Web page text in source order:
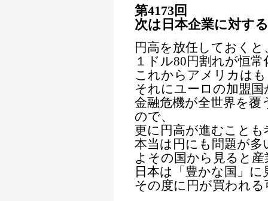
第4173回
次は日本企業に対す
円高を放任しておくと
１ドル80円割れが恒
これからアメリカは
それにユーロの加盟
金融危機が全世界を
ので、
更に円高が進むこと
本当は円にも問題が多
よその国から見ると
日本は「豊かな国」
その度に円が買われ